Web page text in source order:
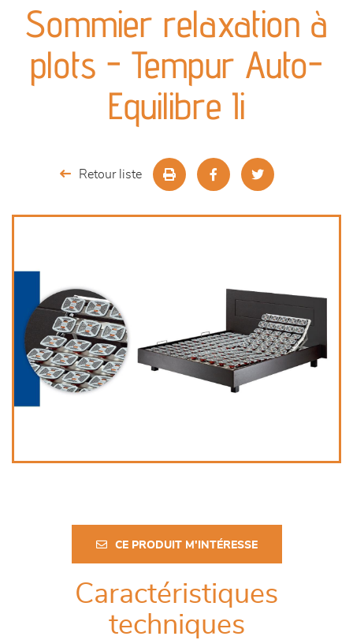
séjours
meubles de complément
chambres et dressing
Sommier relaxation à
plots - Tempur Auto-
Equilibre Ii
Retour liste
CE PRODUIT M'INTÉRESSE
Caractéristiques
techniques